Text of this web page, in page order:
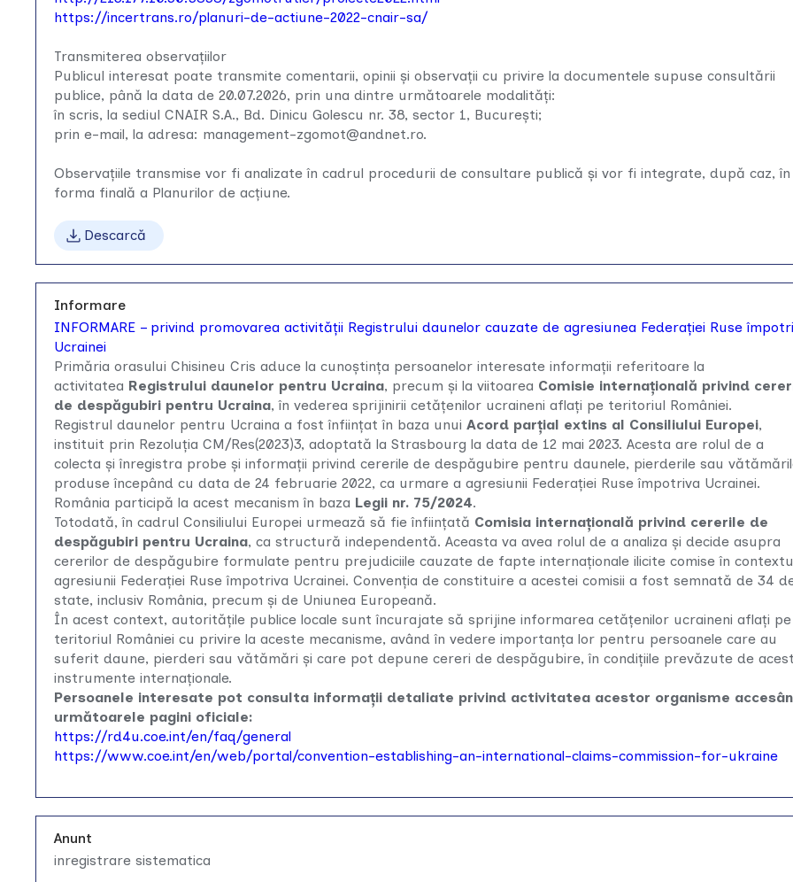
https://incertrans.ro/planuri-de-actiune-2022-cnair-sa/
Transmiterea observațiilor
Publicul interesat poate transmite comentarii, opinii şi observații cu privire la documentele supuse consultării
publice, până la data de 20.07.2026, prin una dintre următoarele modalități:
în scris, la sediul CNAIR S.A., Bd. Dinicu Golescu nr. 38, sector 1, Bucureşti;
prin e-mail, la adresa: management-zgomot@andnet.ro.
Observațiile transmise vor fi analizate în cadrul procedurii de consultare publică şi vor fi integrate, după caz, în
forma finală a Planurilor de acțiune.
Descarcă
Informare
INFORMARE – privind promovarea activității Registrului daunelor cauzate de agresiunea Federației Ruse
Ucrainei
Primăria orasului Chisineu Cris aduce la cunoștința persoanelor interesate informații referitoare la
activitatea Registrului daunelor pentru Ucraina, precum și la viitoarea Comisie internațională privind
de despăgubiri pentru Ucraina, în vederea sprijinirii cetățenilor ucraineni aflați pe teritoriul României.
Registrul daunelor pentru Ucraina a fost înființat în baza unui Acord parțial extins al Consiliului Europei,
instituit prin Rezoluția CM/Res(2023)3, adoptată la Strasbourg la data de 12 mai 2023. Acesta are rolul de a
colecta și înregistra probe și informații privind cererile de despăgubire pentru daunele, pierderile sau
produse începând cu data de 24 februarie 2022, ca urmare a agresiunii Federației Ruse împotriva Ucrainei.
România participă la acest mecanism în baza Legii nr. 75/2024.
Totodată, în cadrul Consiliului Europei urmează să fie înființată Comisia internațională privind cererile de
despăgubiri pentru Ucraina, ca structură independentă. Aceasta va avea rolul de a analiza și decide asupra
cererilor de despăgubire formulate pentru prejudiciile cauzate de fapte internaționale ilicite comise în
agresiunii Federației Ruse împotriva Ucrainei. Convenția de constituire a acestei comisii a fost semnată de 34
state, inclusiv România, precum și de Uniunea Europeană.
În acest context, autoritățile publice locale sunt încurajate să sprijine informarea cetățenilor ucraineni aflați pe
teritoriul României cu privire la aceste mecanisme, având în vedere importanța lor pentru persoanele care au
suferit daune, pierderi sau vătămări și care pot depune cereri de despăgubire, în condițiile prevăzute de
instrumente internaționale.
Persoanele interesate pot consulta informații detaliate privind activitatea acestor organisme
următoarele pagini oficiale:
https://rd4u.coe.int/en/faq/general
https://www.coe.int/en/web/portal/convention-establishing-an-international-claims-commission-for-ukraine
Anunt
inregistrare sistematica